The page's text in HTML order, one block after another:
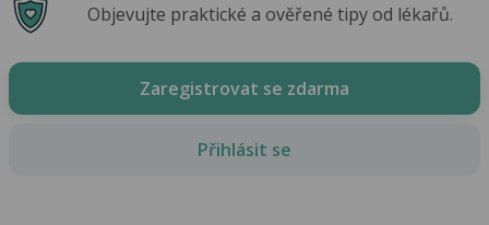
Objevujte praktické a ověřené tipy od lékařů.
Zaregistrovat se zdarma
Přihlásit se